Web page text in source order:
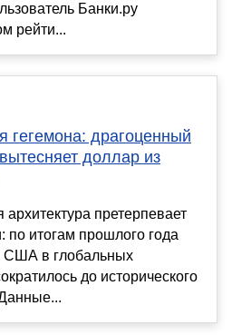
Банки.ру
рейти...
гегемона: драгоценный
доллар из
претерпевает
по итогам прошлого года
США в глобальных
до исторического